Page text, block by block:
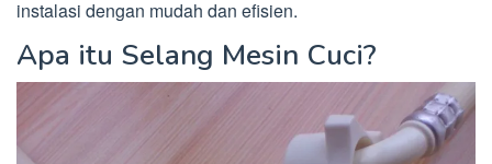
instalasi dengan mudah dan efisien.
Apa itu Selang Mesin Cuci?